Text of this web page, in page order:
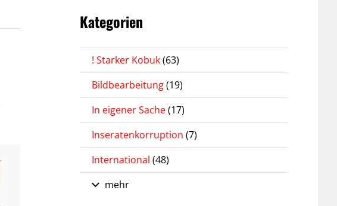
Kategorien
! Starker Kobuk(63)
Bildbearbeitung(19)
In eigener Sache(17)
Inseratenkorruption (7)
International (48)
mehr